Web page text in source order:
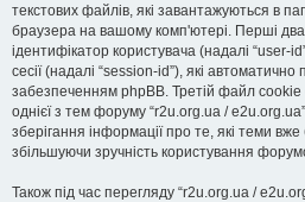
текстових файлів, які завантажуються в
браузера на вашому комп'ютері. Перші
ідентифікатор користувача (надалі “user-
сесії (надалі “session-id”), які
забезпеченням phpBB. Третій файл cookie
однієї з тем форуму “r2u.org.ua /
зберігання інформації про те, які теми
збільшуючи зручність користування
Також під час перегляду “r2u.org.ua /